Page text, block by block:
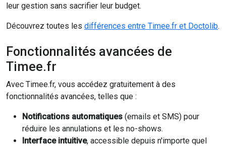
leur gestion sans sacrifier leur budget.
Découvrez toutes les différences entre Timee.fr et Doctolib.
Fonctionnalités avancées de
Timee.fr
Avec Timee.fr, vous accédez gratuitement à des
fonctionnalités avancées, telles que :
Notifications automatiques (emails et SMS) pour
réduire les annulations et les no-shows.
Interface intuitive, accessible depuis n'importe quel